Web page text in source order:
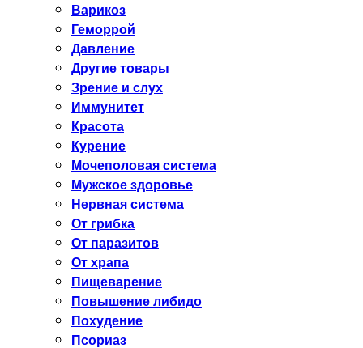
Варикоз
Геморрой
Давление
Другие товары
Зрение и слух
Иммунитет
Красота
Курение
Мочеполовая система
Мужское здоровье
Нервная система
От грибка
От паразитов
От храпа
Пищеварение
Повышение либидо
Похудение
Псориаз